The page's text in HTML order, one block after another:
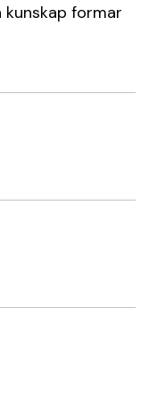
formar